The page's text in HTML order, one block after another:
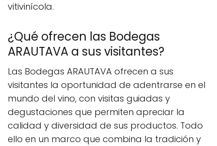
vitivinícola.
¿Qué ofrecen las Bodegas
ARAUTAVA a sus visitantes?
Las Bodegas ARAUTAVA ofrecen a sus
visitantes la oportunidad de adentrarse en el
mundo del vino, con visitas guiadas y
degustaciones que permiten apreciar la
calidad y diversidad de sus productos. Todo
ello en un marco que combina la tradición y